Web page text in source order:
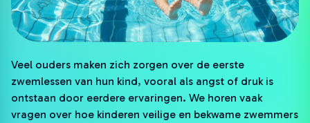
Veel ouders maken zich zorgen over de eerste
zwemlessen van hun kind, vooral als angst of druk is
ontstaan door eerdere ervaringen. We horen vaak
vragen over hoe kinderen veilige en bekwame zwemmers